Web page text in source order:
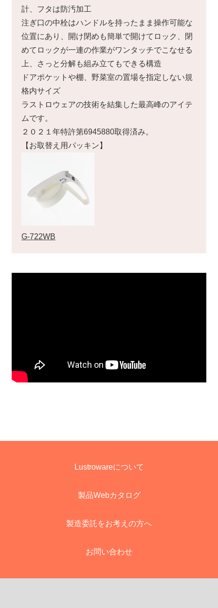
計、フタは防汚加工
注ぎ口の中栓はハンドルを持ったまま操作可能な
位置にあり、開け閉めも簡単で開けてロック、閉
めてロックが一連の作業がワンタッチでこなせる
上、さっと分解も組み立てもできる構造
ドアポケットや棚、野菜室の置場を指定しない規
格内サイズ
ラストロウェアの技術を結集した最高峰のアイテ
ムです。
２０２１年特許第6945880取得済み。
【お取替え用パッキン】
G-722WB
Lustrowareについて
製品Webカタログ
製造委託をお考えの方へ
お問い合わせ